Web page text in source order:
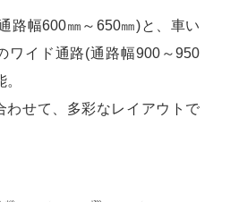
路幅600㎜～650㎜)と、車い
ワイド通路(通路幅900～950
わせて、多彩なレイアウトで